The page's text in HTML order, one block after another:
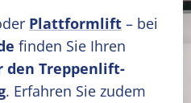
Plattformlift – bei
finden Sie Ihren
den Treppenlift-
. Erfahren Sie zudem